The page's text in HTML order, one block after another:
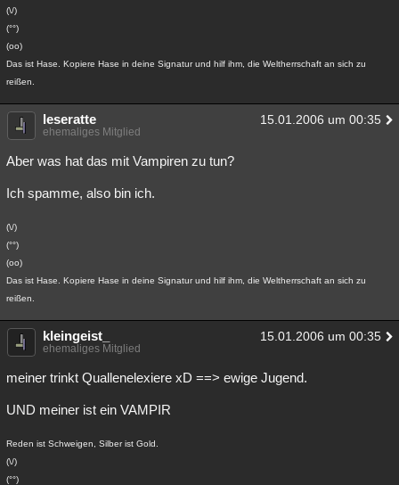
(\/)
(°°)
(oo)
Das ist Hase. Kopiere Hase in deine Signatur und hilf ihm, die Weltherrschaft an sich zu
reißen.
leseratte 15.01.2006 um 00:35
ehemaliges Mitglied
Aber was hat das mit Vampiren zu tun?
Ich spamme, also bin ich.
(\/)
(°°)
(oo)
Das ist Hase. Kopiere Hase in deine Signatur und hilf ihm, die Weltherrschaft an sich zu
reißen.
kleingeist_ 15.01.2006 um 00:35
ehemaliges Mitglied
meiner trinkt Quallenelexiere xD ==> ewige Jugend.
UND meiner ist ein VAMPIR
Reden ist Schweigen, Silber ist Gold.
(\/)
(°°)